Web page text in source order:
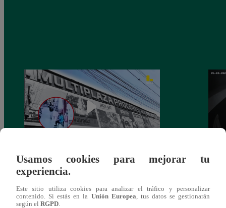
Asesinan a comerciante ferretero dentro de
galería en San Juan de Lurigancho
Usamos cookies para mejorar tu
experiencia.
Este sitio utiliza cookies para analizar el tráfico y personalizar
contenido. Si estás en la Unión Europea , tus datos se gestionarán
según el RGPD